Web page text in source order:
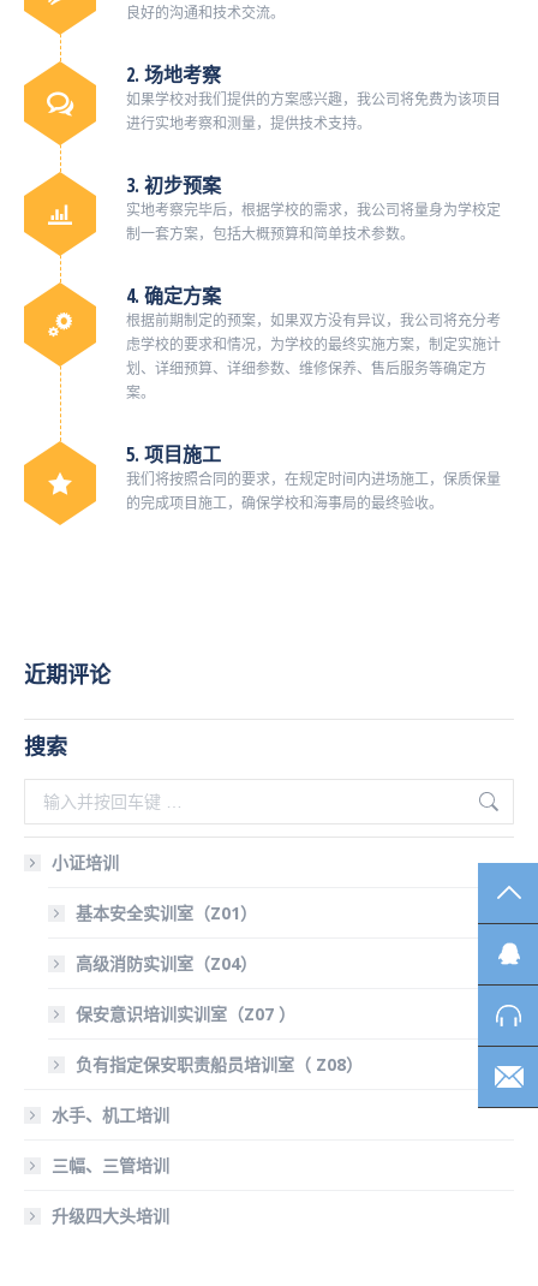
良好的沟通和技术交流。
2. 场地考察
如果学校对我们提供的方案感兴趣，我公司将免费为该项目
进行实地考察和测量，提供技术支持。
3. 初步预案
实地考察完毕后，根据学校的需求，我公司将量身为学校定
制一套方案，包括大概预算和简单技术参数。
4. 确定方案
根据前期制定的预案，如果双方没有异议，我公司将充分考
虑学校的要求和情况，为学校的最终实施方案，制定实施计
划、详细预算、详细参数、维修保养、售后服务等确定方
案。
5. 项目施工
我们将按照合同的要求，在规定时间内进场施工，保质保量
的完成项目施工，确保学校和海事局的最终验收。
近期评论
搜索
索：
小证培训
基本安全实训室（Z01）
高级消防实训室（Z04）
保安意识培训实训室（Z07 ）
负有指定保安职责船员培训室（ Z08）
水手、机工培训
三幅、三管培训
升级四大头培训